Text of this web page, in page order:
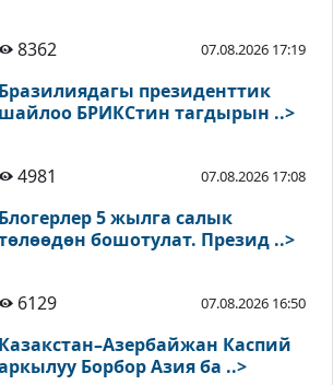
8362 07.08.2026 17:19
Бразилиядагы президенттик
шайлоо БРИКСтин тагдырын ..>
4981 07.08.2026 17:08
Блогерлер 5 жылга салык
бошотулат. Презид ..>
6129 07.08.2026 16:50
Казакстан–Азербайжан Каспий
Борбор Азия ба ..>